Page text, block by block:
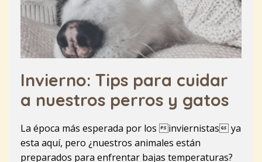
Invierno: Tips para cuidar
a nuestros perros y gatos
La época más esperada por los inviernistas ya
esta aquí, pero ¿nuestros animales están
preparados para enfrentar bajas temperaturas?